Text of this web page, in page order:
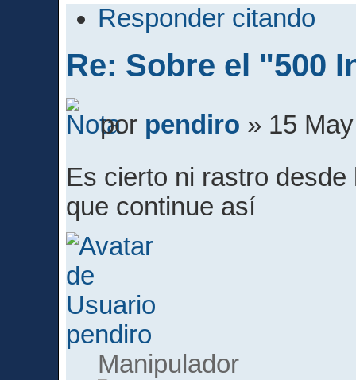
Responder citando
Re: Sobre el "500
por pendiro » 15
Es cierto ni rastro
que continue así
pendiro
Manipulador